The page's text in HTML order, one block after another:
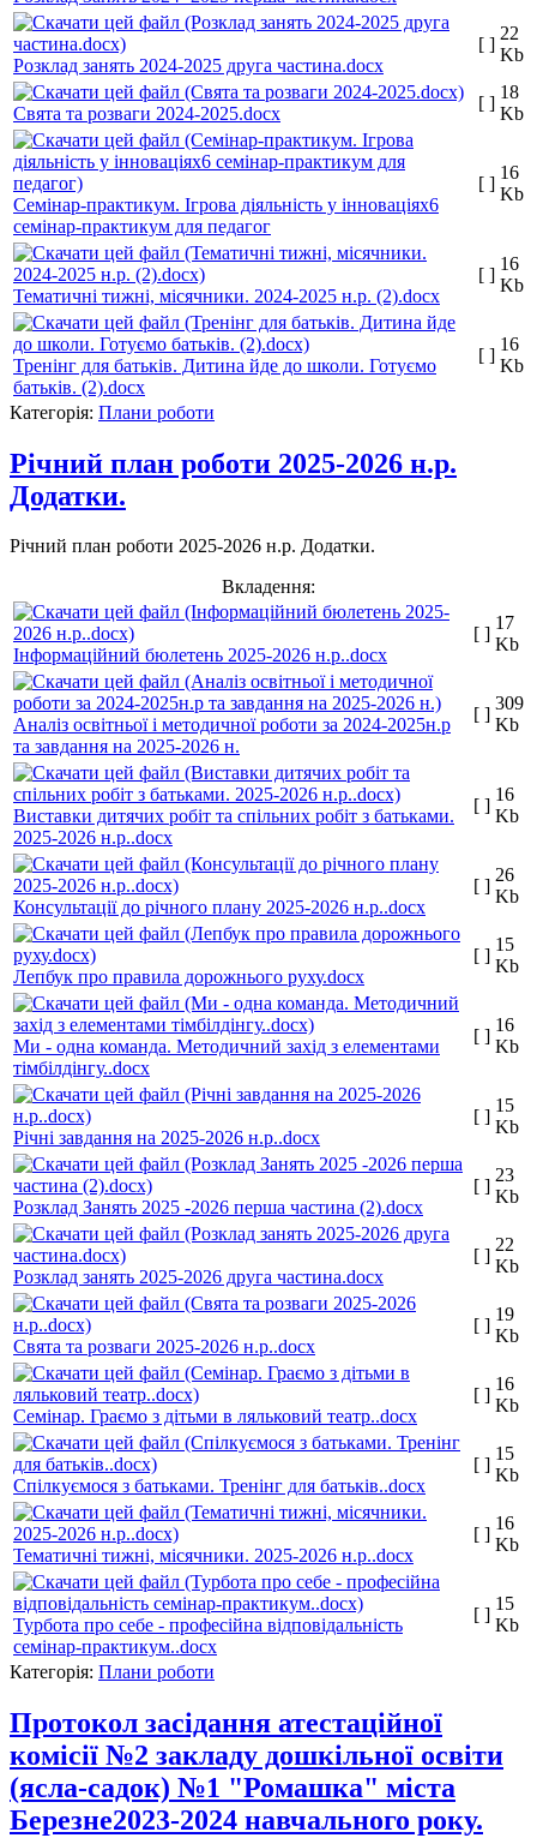
Розклад занять 2024-2025 друга частина.docx
[ ]
22
Kb
Свята та розваги 2024-2025.docx
[ ]
18
Kb
Семінар-практикум. Ігрова діяльність у інноваціях6
семінар-практикум для педагог
[ ]
16
Kb
Тематичні тижні, місячники. 2024-2025 н.р. (2).docx
[ ]
16
Kb
Тренінг для батьків. Дитина йде до школи. Готуємо
батьків. (2).docx
[ ]
16
Kb
Категорія: Плани роботи
Річний план роботи 2025-2026 н.р.
Додатки.
Річний план роботи 2025-2026 н.р. Додатки.
Вкладення:
Інформаційний бюлетень 2025-2026 н.р..docx
[ ]
17
Kb
Аналіз освітньої і методичної роботи за 2024-2025н.р
та завдання на 2025-2026 н.
[ ]
309
Kb
Виставки дитячих робіт та спільних робіт з батьками.
2025-2026 н.р..docx
[ ]
16
Kb
Консультації до річного плану 2025-2026 н.р..docx
[ ]
26
Kb
Лепбук про правила дорожнього руху.docx
[ ]
15
Kb
Ми - одна команда. Методичний захід з елементами
тімбілдінгу..docx
[ ]
16
Kb
Річні завдання на 2025-2026 н.р..docx
[ ]
15
Kb
Розклад Занять 2025 -2026 перша частина (2).docx
[ ]
23
Kb
Розклад занять 2025-2026 друга частина.docx
[ ]
22
Kb
Свята та розваги 2025-2026 н.р..docx
[ ]
19
Kb
Семінар. Граємо з дітьми в ляльковий театр..docx
[ ]
16
Kb
Спілкуємося з батьками. Тренінг для батьків..docx
[ ]
15
Kb
Тематичні тижні, місячники. 2025-2026 н.р..docx
[ ]
16
Kb
Турбота про себе - професійна відповідальність
семінар-практикум..docx
[ ]
15
Kb
Категорія: Плани роботи
Протокол засідання атестаційної
комісії №2 закладу дошкільної освіти
(ясла-садок) №1 "Ромашка" міста
Березне2023-2024 навчального року.